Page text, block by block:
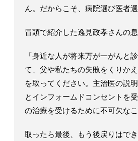
ん。だからこそ、病院選び医者
冒頭で紹介した逸見政孝さんの
「身近な人が将来万が一がんと
て、父や私たちの失敗をくりか
を取ってください。主治医の説
とインフォームドコンセントを
の治療を受けるために不可欠なこ
取ったら最後、もう後戻りはで